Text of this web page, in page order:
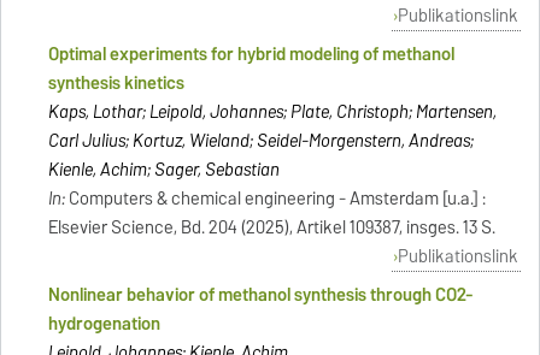
Publikationslink
Optimal experiments for hybrid modeling of methanol
synthesis kinetics
Kaps, Lothar; Leipold, Johannes; Plate, Christoph; Martensen,
Carl Julius; Kortuz, Wieland; Seidel-Morgenstern, Andreas;
Kienle, Achim; Sager, Sebastian
In:Computers & chemical engineering - Amsterdam [u.a.] :
Elsevier Science, Bd. 204 (2025), Artikel 109387, insges. 13 S.
Publikationslink
Nonlinear behavior of methanol synthesis through CO2-
hydrogenation